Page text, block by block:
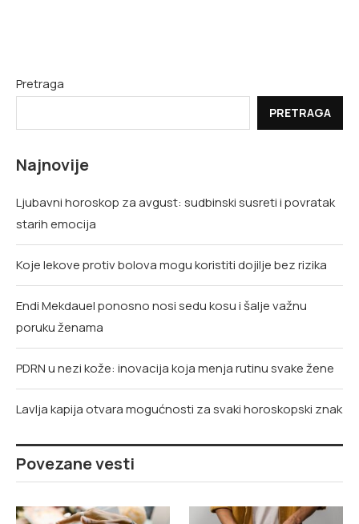
Pretraga
PRETRAGA
Najnovije
Ljubavni horoskop za avgust: sudbinski susreti i povratak
starih emocija
Koje lekove protiv bolova mogu koristiti dojilje bez rizika
Endi Mekdauel ponosno nosi sedu kosu i šalje važnu
poruku ženama
PDRN u nezi kože: inovacija koja menja rutinu svake žene
Lavlja kapija otvara mogućnosti za svaki horoskopski znak
Povezane vesti